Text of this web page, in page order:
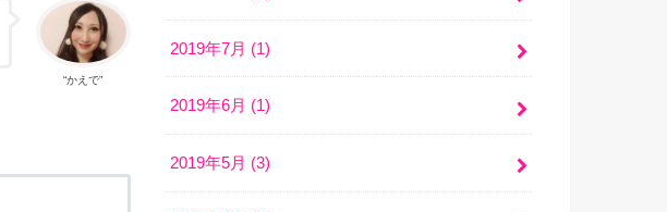
“かえで”
2019年7月 (1)
2019年6月 (1)
2019年5月 (3)